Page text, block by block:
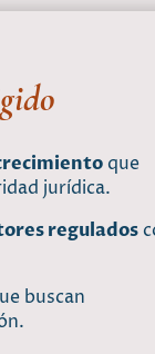
que
jurídica.
regulados
buscan